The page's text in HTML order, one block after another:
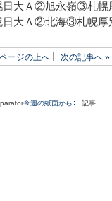
大Ａ②旭永嶺③札幌
大Ａ②北海③札幌厚
ージの上へ 次の記事へ »
今週の紙面から 記事